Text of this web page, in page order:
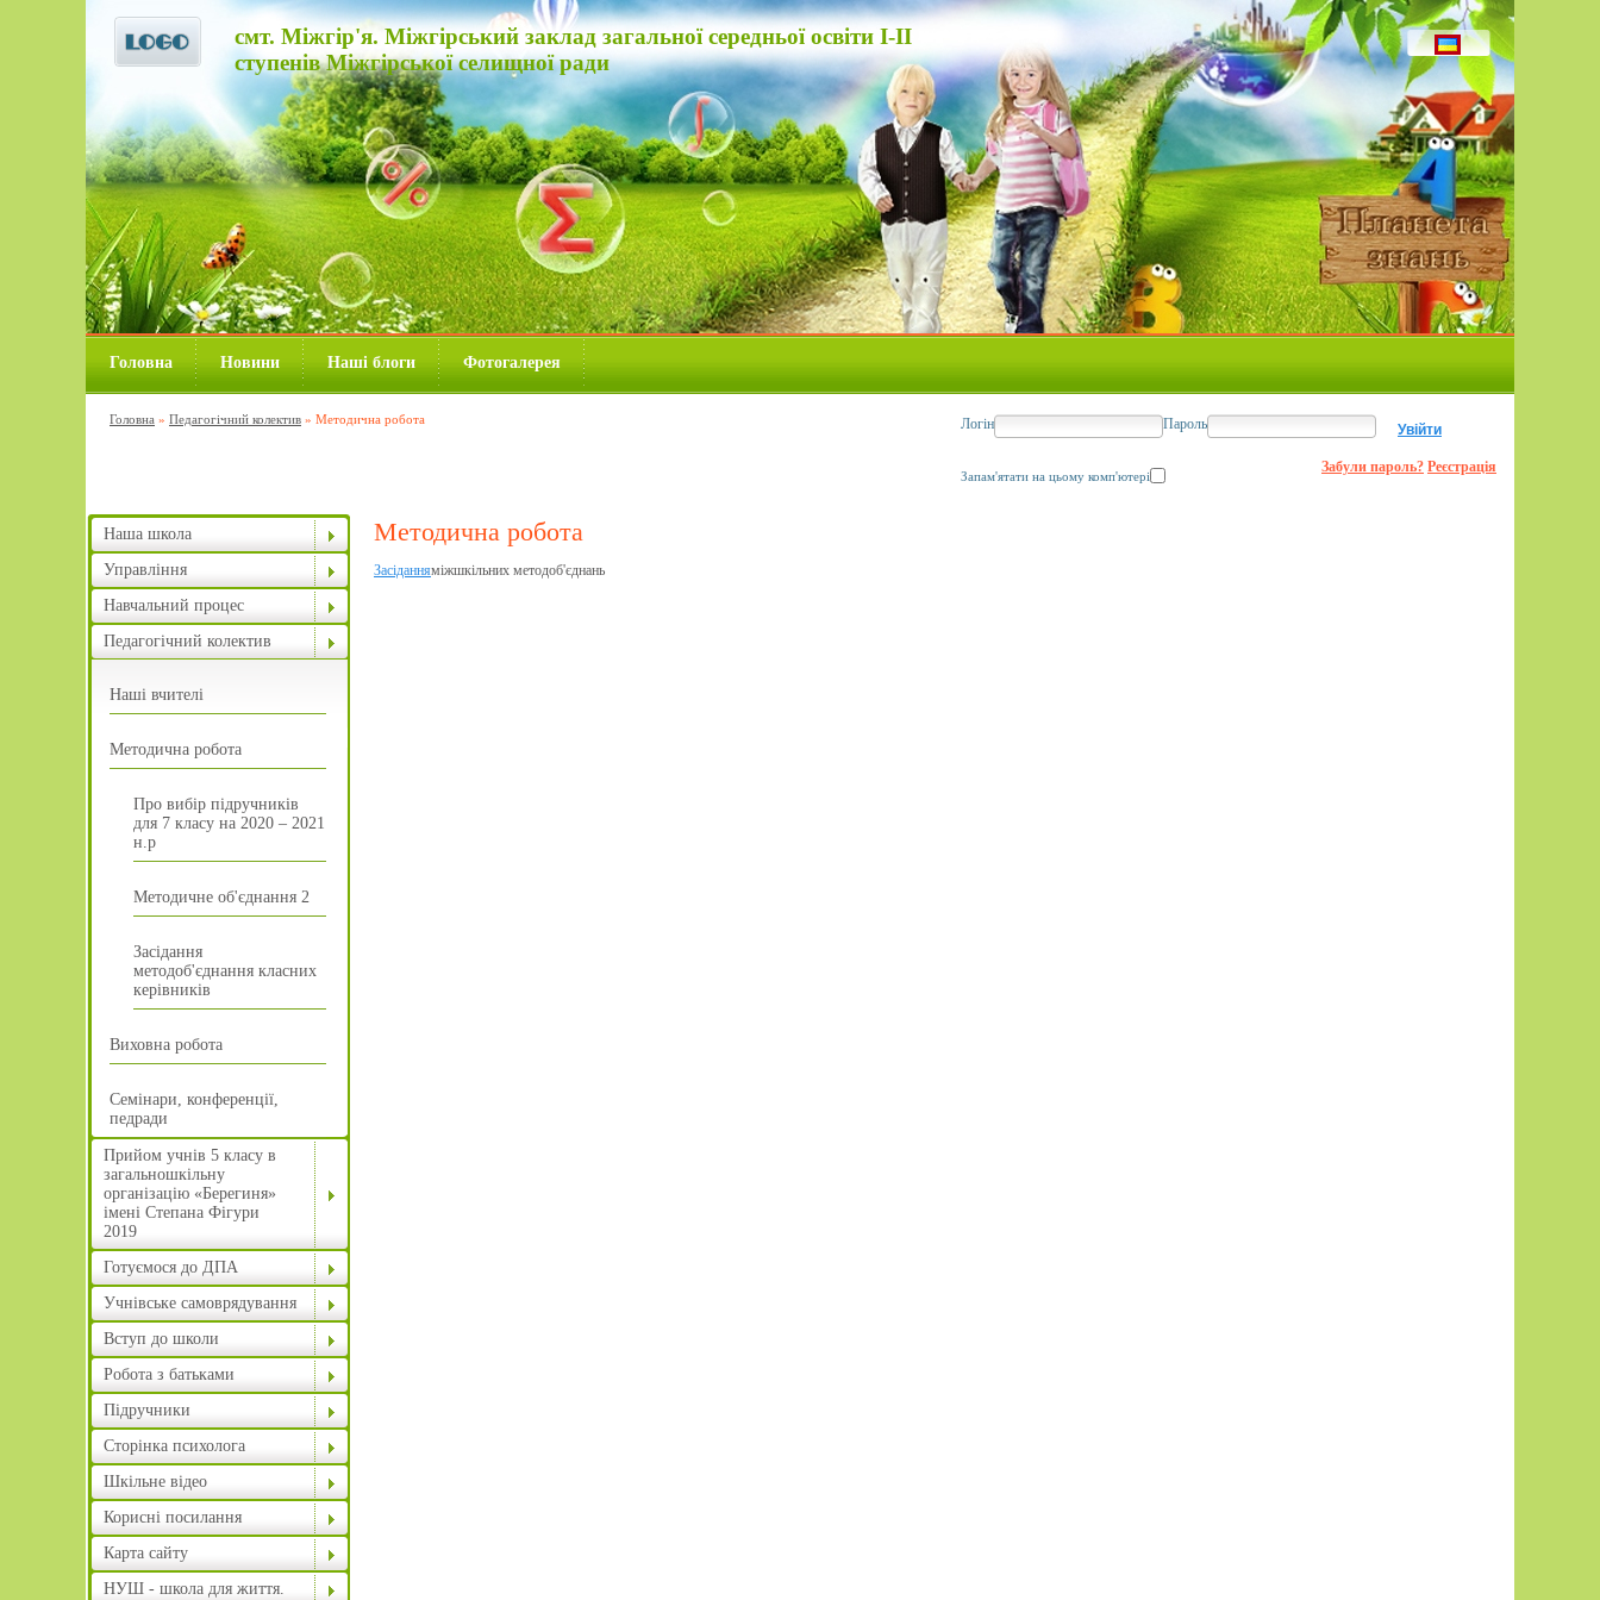
смт. Міжгір'я. Міжгірський заклад загальної середньої освіти І-ІІ
ступенів Міжгірської селищної ради
Головна Новини Наші блоги Фотогалерея
Головна » Педагогічний колектив » Методична робота Логін Пароль
Запам'ятати на цьому комп'ютері
Забули пароль? Реєстрація
Наша школа
Управління
Навчальний процес
Педагогічний колектив
Наші вчителі
Методична робота
Про вибір підручників
для 7 класу на 2020 – 2021
н.р
Методичне об'єднання 2
Засідання
методоб'єднання класних
керівників
Виховна робота
Семінари, конференції,
педради
Прийом учнів 5 класу в
загальношкільну
організацію «Берегиня»
імені Степана Фігури
2019
Готуємося до ДПА
Учнівське самоврядування
Вступ до школи
Робота з батьками
Підручники
Сторінка психолога
Шкільне відео
Корисні посилання
Карта сайту
НУШ - школа для життя.
Методична робота
Засіданняміжшкільних методоб'єднань